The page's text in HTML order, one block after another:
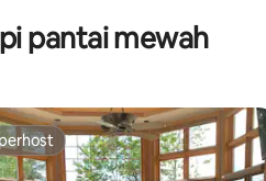
pantai mewah